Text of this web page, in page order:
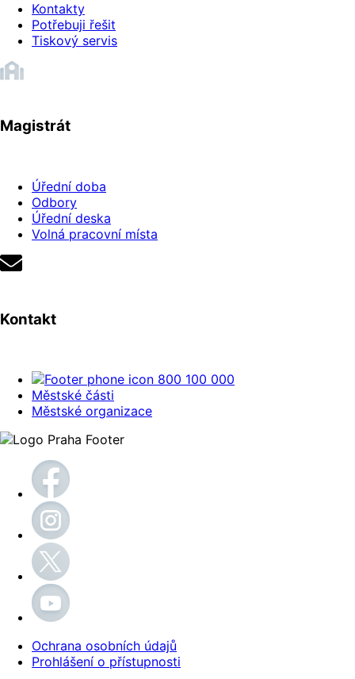
Kontakty
Potřebuji řešit
Tiskový servis
Magistrát
Úřední doba
Odbory
Úřední deska
Volná pracovní místa
Kontakt
800 100 000
Městské části
Městské organizace
Ochrana osobních údajů
Prohlášení o přístupnosti